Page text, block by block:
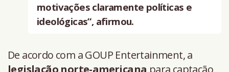
motivações claramente políticas e
ideológicas”, afirmou.
De acordo com a GOUP Entertainment, a